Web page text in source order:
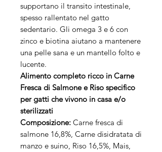
supportano il transito intestinale,
spesso rallentato nel gatto
sedentario. Gli omega 3 e 6 con
zinco e biotina aiutano a mantenere
una pelle sana e un mantello folto e
lucente.
Alimento completo ricco in Carne
Fresca di Salmone e Riso specifico
per gatti che vivono in casa e/o
sterilizzati
Composizione: Carne fresca di
salmone 16,8%, Carne disidratata di
manzo e suino, Riso 16,5%, Mais,